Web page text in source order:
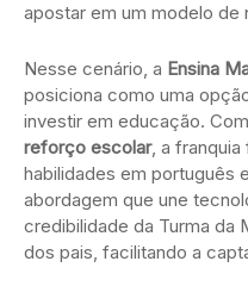
apostar em um modelo
Nesse cenário, a Ensina
posiciona como uma
investir em educação.
reforço escolar, a
habilidades em português
abordagem que une
credibilidade da Turma da
dos pais, facilitando a